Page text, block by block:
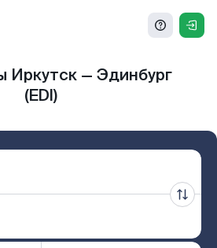
Иркутск — Эдинбург
(EDI)